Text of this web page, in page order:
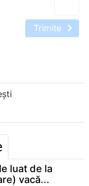
Trimite
luat de la
vacă...